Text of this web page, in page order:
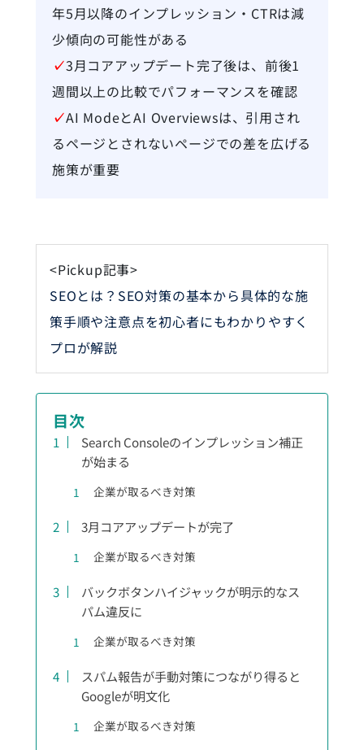
年5月以降のインプレッション・CTRは減
少傾向の可能性がある
✓3月コアアップデート完了後は、前後1
週間以上の比較でパフォーマンスを確認
✓AI ModeとAI Overviewsは、引用され
るページとされないページでの差を広げる
施策が重要
<Pickup記事>
SEOとは？SEO対策の基本から具体的な施
策手順や注意点を初心者にもわかりやすく
プロが解説
目次
Search Consoleのインプレッション補正
が始まる
企業が取るべき対策
3月コアアップデートが完了
企業が取るべき対策
バックボタンハイジャックが明示的なス
パム違反に
企業が取るべき対策
スパム報告が手動対策につながり得ると
Googleが明文化
企業が取るべき対策